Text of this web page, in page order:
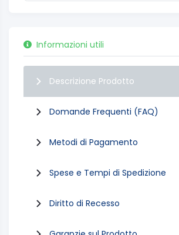
Informazioni utili
Descrizione Prodotto
Domande Frequenti (FAQ)
Metodi di Pagamento
Spese e Tempi di Spedizione
Diritto di Recesso